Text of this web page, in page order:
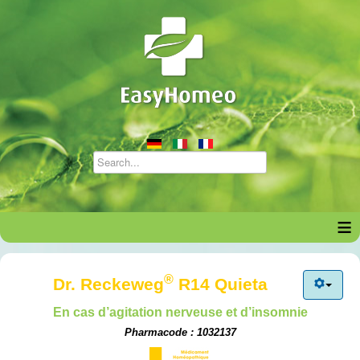
≡
Dr. Reckeweg®R14 Quieta
En cas d’agitation nerveuse et d’insomnie
Pharmacode : 1032137